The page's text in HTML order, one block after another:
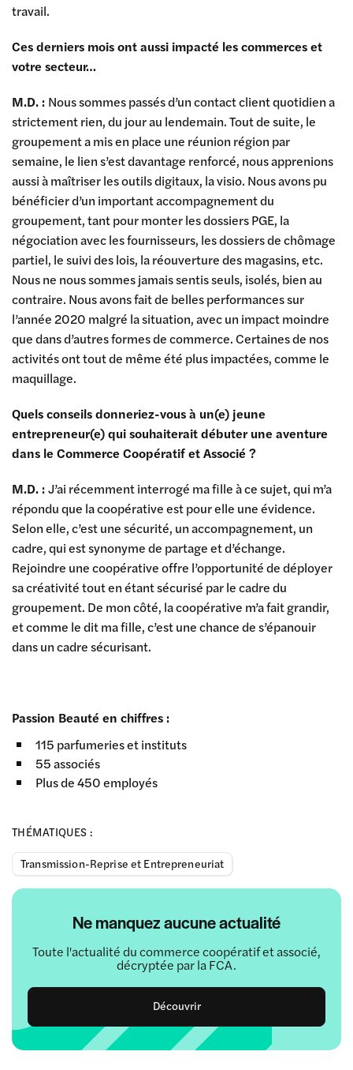
THÉMATIQUES :
Transmission-Reprise et Entrepreneuriat
Ne manquez aucune actualité
Toute l'actualité du commerce coopératif et associé,
décryptée par la FCA.
Découvrir
travail.
Ces derniers mois ont aussi impacté les commerces et
votre secteur…
M.D. : Nous sommes passés d’un contact client quotidien a
strictement rien, du jour au lendemain. Tout de suite, le
groupement a mis en place une réunion région par
semaine, le lien s’est davantage renforcé, nous apprenions
aussi à maîtriser les outils digitaux, la visio. Nous avons pu
bénéficier d’un important accompagnement du
groupement, tant pour monter les dossiers PGE, la
négociation avec les fournisseurs, les dossiers de chômage
partiel, le suivi des lois, la réouverture des magasins, etc.
Nous ne nous sommes jamais sentis seuls, isolés, bien au
contraire. Nous avons fait de belles performances sur
l’année 2020 malgré la situation, avec un impact moindre
que dans d’autres formes de commerce. Certaines de nos
activités ont tout de même été plus impactées, comme le
maquillage.
Quels conseils donneriez-vous à un(e) jeune
entrepreneur(e) qui souhaiterait débuter une aventure
dans le Commerce Coopératif et Associé ?
M.D. :J’ai récemment interrogé ma fille à ce sujet, qui m’a
répondu que la coopérative est pour elle une évidence.
Selon elle, c’est une sécurité, un accompagnement, un
cadre, qui est synonyme de partage et d’échange.
Rejoindre une coopérative offre l’opportunité de déployer
sa créativité tout en étant sécurisé par le cadre du
groupement. De mon côté, la coopérative m’a fait grandir,
et comme le dit ma fille, c’est une chance de s’épanouir
dans un cadre sécurisant.
Passion Beauté en chiffres :
115 parfumeries et instituts
55 associés
Plus de 450 employés